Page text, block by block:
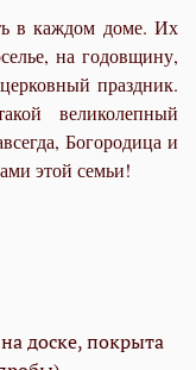
в каждом доме. Их
на годовщину,
праздник.
великолепный
Богородица и
этой семьи!
доске, покрыта